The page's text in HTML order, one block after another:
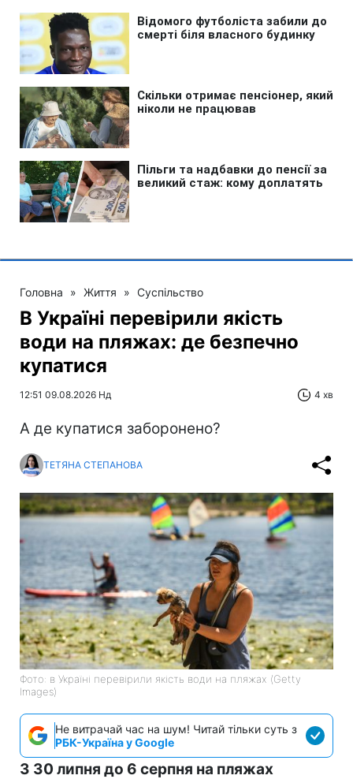
Головна » Життя » Суспільство
В Україні перевірили якість
води на пляжах: де безпечно
купатися
12:51 09.08.2026 Нд 4 хв
А де купатися заборонено?
ТЕТЯНА СТЕПАНОВА
Фото: в Україні перевірили якість води на пляжах (Getty
Images)
Не витрачай час на шум! Читай тільки суть з
РБК-Україна у Google
З 30 липня до 6 серпня на пляжах